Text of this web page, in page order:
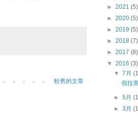
較舊的文章
► 2021 (5)
► 2020 (5)
► 2019 (5)
► 2018 (7)
► 2017 (8)
▼ 2016 (3)
▼7月
假拉
►5月
►3月